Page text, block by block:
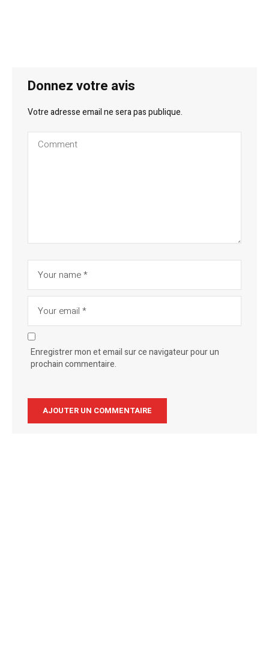
Donnez votre avis
Votre adresse email ne sera pas publique.
Enregistrer mon et email sur ce navigateur pour un
prochain commentaire.